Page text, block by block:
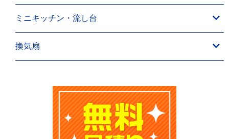
ミニキッチン・流し台
換気扇